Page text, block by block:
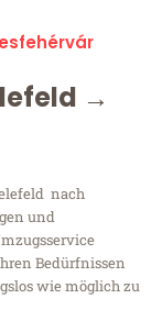
→
nach
und
Bedürfnissen
wie möglich zu